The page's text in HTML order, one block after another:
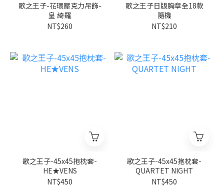
歌之王子-花環壓克力吊飾-
皇 綺羅
NT$260
歌之王子日版胸章全18款
隨機
NT$210
歌之王子-45x45抱枕套-
HE★VENS
NT$450
歌之王子-45x45抱枕套-
QUARTET NIGHT
NT$450